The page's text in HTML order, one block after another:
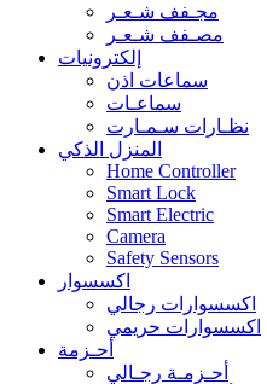
مجـفف شـعـر
مصـفف شـعـر
إلكترونيات
سماعات اذن
سماعـات
نظـارات سـمـارت
المنزل الذكي
Home Controller
Smart Lock
Smart Electric
Camera
Safety Sensors
اكسسوار
اكسسوارات رجالي
اكسسوارات حريمي
أحـزمة
أحـزمـة رجـالي